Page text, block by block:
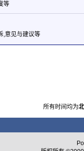
等
,意见与建议等
所有时间均为